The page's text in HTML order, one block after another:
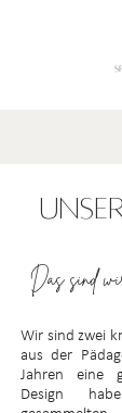
Das sind
Wir sind zwei
aus der
Jahren eine
Design